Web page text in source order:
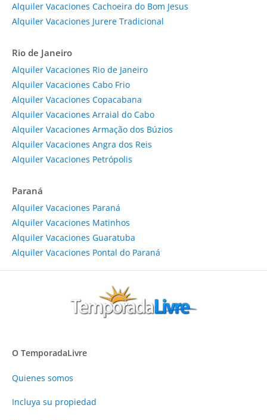
Alquiler Vacaciones Cachoeira do Bom Jesus
Alquiler Vacaciones Jurere Tradicional
Rio de Janeiro
Alquiler Vacaciones Rio de Janeiro
Alquiler Vacaciones Cabo Frio
Alquiler Vacaciones Copacabana
Alquiler Vacaciones Arraial do Cabo
Alquiler Vacaciones Armação dos Búzios
Alquiler Vacaciones Angra dos Reis
Alquiler Vacaciones Petrópolis
Paraná
Alquiler Vacaciones Paraná
Alquiler Vacaciones Matinhos
Alquiler Vacaciones Guaratuba
Alquiler Vacaciones Pontal do Paraná
O TemporadaLivre
Quienes somos
Incluya su propiedad